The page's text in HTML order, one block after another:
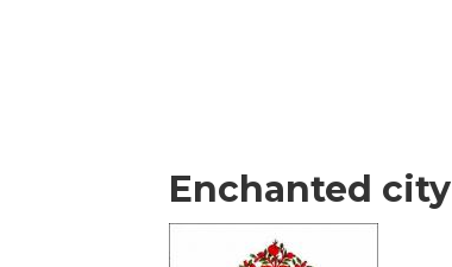
Enchanted city